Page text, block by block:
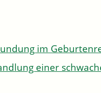
im
einer